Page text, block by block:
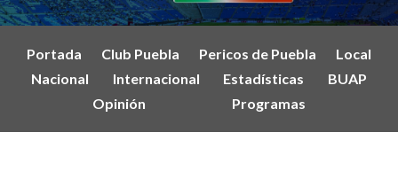
Portada Club Puebla Pericos de Puebla
Local
Nacional
Internacional Estadísticas
BUAP
Opinión
Programas